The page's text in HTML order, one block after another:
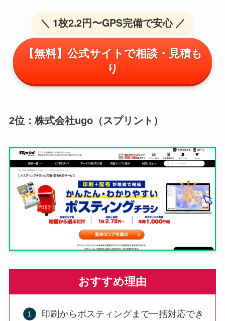
＼ 1枚2.2円〜GPS完備で安心 ／
【無料】公式サイトで相談・見積も
り
2位：株式会社ugo（スプリント）
おすすめ理由
印刷からポスティングまで一括対応でき